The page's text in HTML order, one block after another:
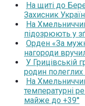
На щиті до
Захисник
На
підозрюють у
Орден «За
нагороди
У Грицівській
родин полеглих
На
температурні
майже до +39°